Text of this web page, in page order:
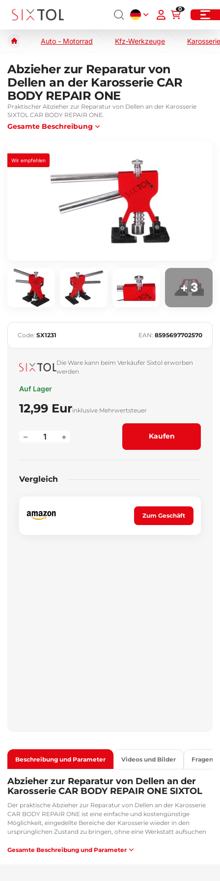
0
Auto - Motorrad Kfz-Werkzeuge
Abzieher zur Reparatur von
Dellen an der Karosserie CAR
BODY REPAIR ONE
Praktischer Abzieher zur Reparatur von Dellen an der Karosserie
SIXTOL CAR BODY REPAIR ONE.
Gesamte Beschreibung
Wir empfehlen
+ 3
Code: SX1231 EAN: 8595697702570
Die Ware kann beim Verkäufer Sixtol erworben
werden
Auf Lager
12,99 Eurinklusive Mehrwertsteuer
+
– Kaufen
Vergleich
Zum Geschäft
Beschreibung und Parameter Videos und Bilder Fragen
Abzieher zur Reparatur von Dellen an der
Karosserie CAR BODY REPAIR ONE SIXTOL
Der praktische Abzieher zur Reparatur von Dellen an der Karosserie
CAR BODY REPAIR ONE ist eine einfache und kostengünstige
Möglichkeit, eingedellte Bereiche der Karosserie wieder in den
ursprünglichen Zustand zu bringen, ohne eine Werkstatt aufsuchen
und Form des Kunststoffaufsatzes, den Sie mit der Heißklebepistole
Gesamte Beschreibung und Parameter